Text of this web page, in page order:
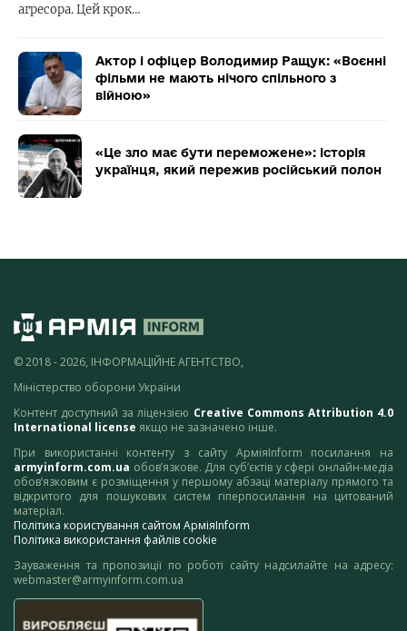
агресора. Цей крок…
Актор і офіцер Володимир Ращук: «Воєнні
фільми не мають нічого спільного з
війною»
«Це зло має бути переможене»: історія
українця, який пережив російський полон
© 2018 - 2026, ІНФОРМАЦІЙНЕ АГЕНТСТВО,
Міністерство оборони України
Контент доступний за ліцензією Creative Commons Attribution 4.0
International license якщо не зазначено інше.
При використанні контенту з сайту АрміяInform посилання на
armyinform.com.ua обов’язкове. Для суб’єктів у сфері онлайн-медіа
обов’язковим є розміщення у першому абзаці матеріалу прямого та
відкритого для пошукових систем гіперпосилання на цитований
матеріал.
Політика користування сайтом АрміяInform
Політика використання файлів cookie
Зауваження та пропозиції по роботі сайту надсилайте на адресу:
webmaster@armyinform.com.ua